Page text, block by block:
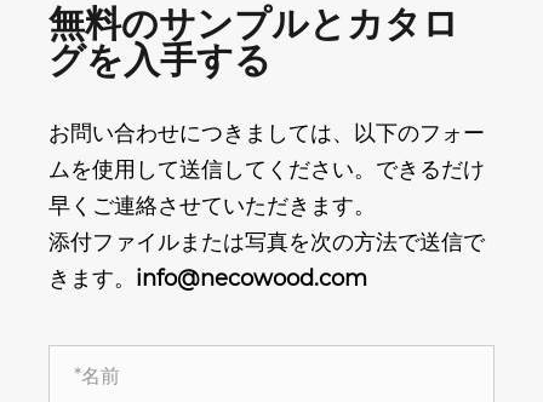
無料のサンプルとカタロ
グを入手する
お問い合わせにつきましては、以下のフォー
ムを使用して送信してください。できるだけ
早くご連絡させていただきます。
添付ファイルまたは写真を次の方法で送信で
きます。 info@necowood.com